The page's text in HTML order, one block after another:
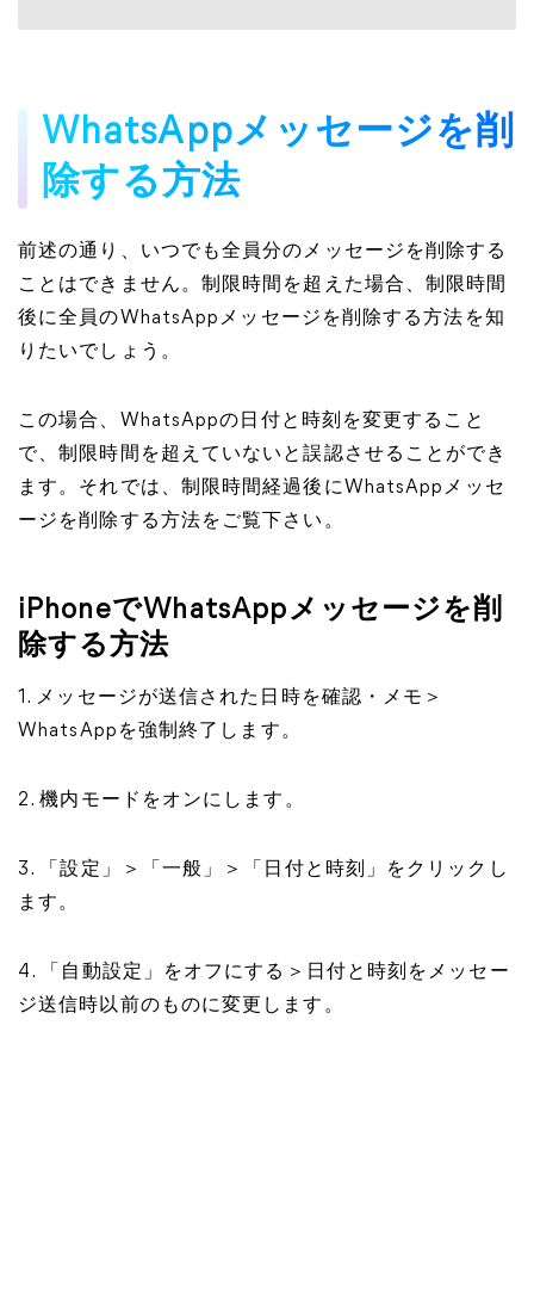
WhatsAppメッセージを削
除する方法
前述の通り、いつでも全員分のメッセージを削除する
ことはできません。制限時間を超えた場合、制限時間
後に全員のWhatsAppメッセージを削除する方法を知
りたいでしょう。
この場合、WhatsAppの日付と時刻を変更すること
で、制限時間を超えていないと誤認させることができ
ます。それでは、制限時間経過後にWhatsAppメッセ
ージを削除する方法をご覧下さい。
iPhoneでWhatsAppメッセージを削
除する方法
1. メッセージが送信された日時を確認・メモ＞
WhatsAppを強制終了します。
2. 機内モードをオンにします。
3. 「設定」＞「一般」＞「日付と時刻」をクリックし
ます。
4. 「自動設定」をオフにする＞日付と時刻をメッセー
ジ送信時以前のものに変更します。